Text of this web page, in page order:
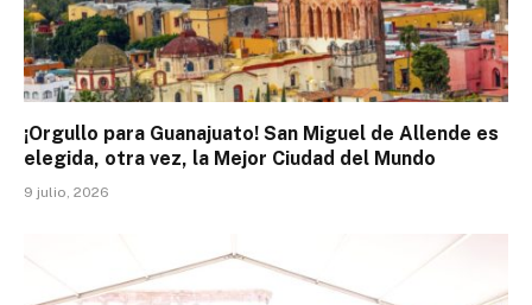
¡Orgullo para Guanajuato! San Miguel de Allende es
elegida, otra vez, la Mejor Ciudad del Mundo
9 julio, 2026